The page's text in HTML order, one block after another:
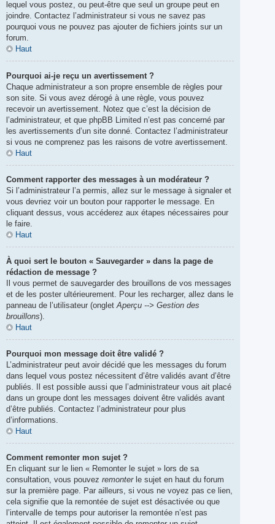
lequel vous postez, ou peut-être que seul un groupe peut en
joindre. Contactez l’administrateur si vous ne savez pas
pourquoi vous ne pouvez pas ajouter de fichiers joints sur un
forum.
Haut
Pourquoi ai-je reçu un avertissement ?
Chaque administrateur a son propre ensemble de règles pour
son site. Si vous avez dérogé à une règle, vous pouvez
recevoir un avertissement. Notez que c’est la décision de
l’administrateur, et que phpBB Limited n’est pas concerné par
les avertissements d’un site donné. Contactez l’administrateur
si vous ne comprenez pas les raisons de votre avertissement.
Haut
Comment rapporter des messages à un modérateur ?
Si l’administrateur l’a permis, allez sur le message à signaler et
vous devriez voir un bouton pour rapporter le message. En
cliquant dessus, vous accéderez aux étapes nécessaires pour
le faire.
Haut
À quoi sert le bouton « Sauvegarder » dans la page de
rédaction de message ?
Il vous permet de sauvegarder des brouillons de vos messages
et de les poster ultérieurement. Pour les recharger, allez dans le
panneau de l’utilisateur (onglet Aperçu --> Gestion des
brouillons).
Haut
Pourquoi mon message doit être validé ?
L’administrateur peut avoir décidé que les messages du forum
dans lequel vous postez nécessitent d’être validés avant d’être
publiés. Il est possible aussi que l’administrateur vous ait placé
dans un groupe dont les messages doivent être validés avant
d’être publiés. Contactez l’administrateur pour plus
d’informations.
Haut
Comment remonter mon sujet ?
En cliquant sur le lien « Remonter le sujet » lors de sa
consultation, vous pouvez remonterle sujet en haut du forum
sur la première page. Par ailleurs, si vous ne voyez pas ce lien,
cela signifie que la remontée de sujet est désactivée ou que
l’intervalle de temps pour autoriser la remontée n’est pas